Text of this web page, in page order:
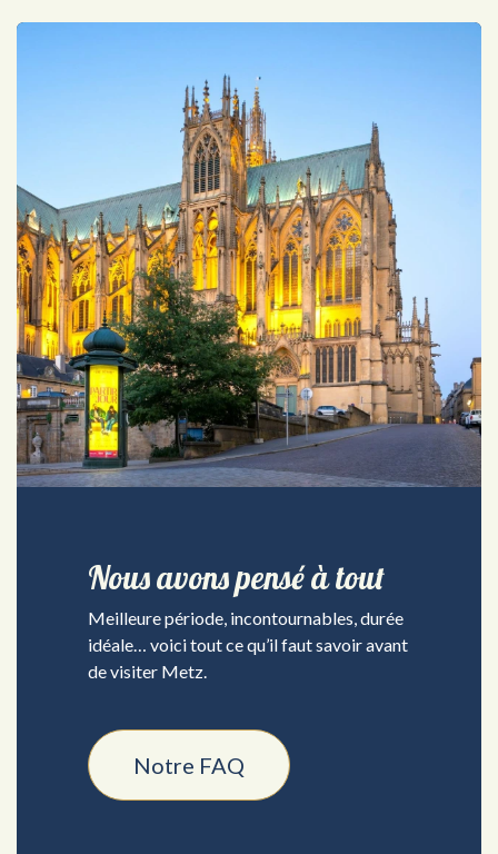
Nous avons pensé à tout
Meilleure période, incontournables, durée
idéale… voici tout ce qu’il faut savoir avant
de visiter Metz.
Notre FAQ